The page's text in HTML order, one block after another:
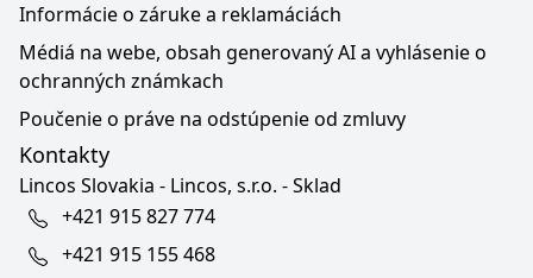
Informácie o záruke a reklamáciách
Médiá na webe, obsah generovaný AI a vyhlásenie o
ochranných známkach
Poučenie o práve na odstúpenie od zmluvy
Kontakty
Lincos Slovakia - Lincos, s.r.o. - Sklad
+421 915 827 774
+421 915 155 468